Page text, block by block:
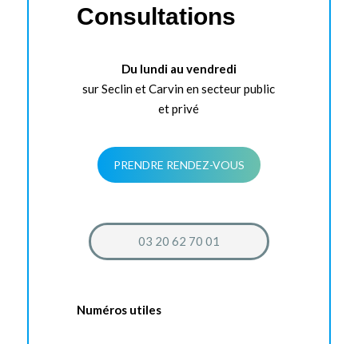
Consultations
Du lundi au vendredi
sur Seclin et Carvin en secteur public
et privé
PRENDRE RENDEZ-VOUS
03 20 62 70 01
Numéros utiles